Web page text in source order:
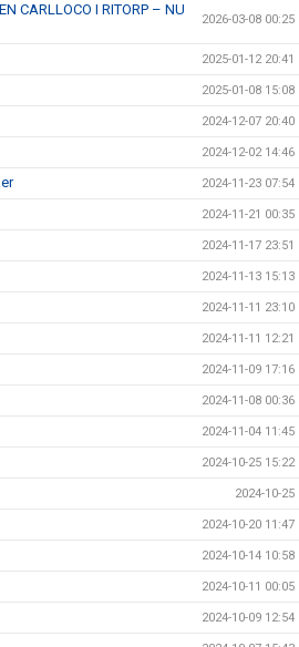
CARLLOCO I RITORP – NU
2026-03-08 00:25
2025-01-12 20:41
2025-01-08 15:08
2024-12-07 20:40
2024-12-02 14:46
2024-11-23 07:54
2024-11-21 00:35
2024-11-17 23:51
2024-11-13 15:13
2024-11-11 23:10
2024-11-11 12:21
2024-11-09 17:16
2024-11-08 00:36
2024-11-04 11:45
2024-10-25 15:22
2024-10-25
2024-10-20 11:47
2024-10-14 10:58
2024-10-11 00:05
2024-10-09 12:54